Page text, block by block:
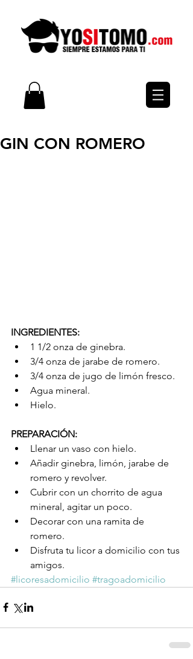
GIN CON ROMERO
INGREDIENTES:
1 1/2 onza de ginebra.
3/4 onza de jarabe de romero.
3/4 onza de jugo de limón fresco.
Agua mineral.
Hielo.
PREPARACIÓN:
Llenar un vaso con hielo.
Añadir ginebra, limón, jarabe de
romero y revolver.
Cubrir con un chorrito de agua
mineral, agitar un poco.
Decorar con una ramita de
romero.
Disfruta tu licor a domicilio con tus
amigos.
#licoresadomicilio #tragoadomicilio